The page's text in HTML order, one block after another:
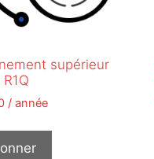
supérieur
/ année